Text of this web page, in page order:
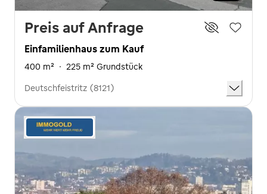
Preis auf Anfrage
Einfamilienhaus zum Kauf
400 m² · 225 m² Grundstück
Deutschfeistritz (8121)